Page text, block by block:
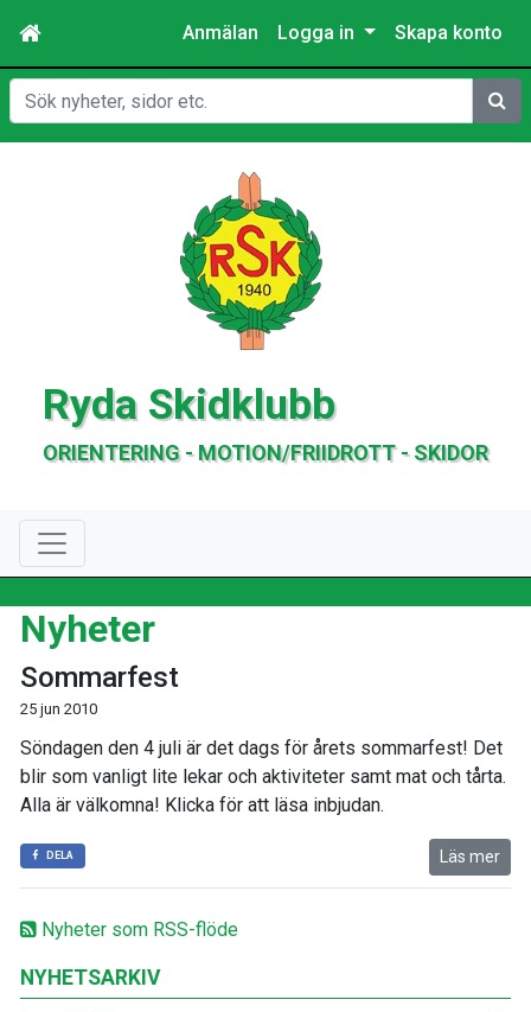
Anmälan Logga in Skapa konto
Sök
Ryda Skidklubb
ORIENTERING - MOTION/FRIIDROTT - SKIDOR
Nyheter som RSS-flöde
NYHETSARKIV
Nyheter
Sommarfest
25 jun 2010
Söndagen den 4 juli är det dags för årets sommarfest! Det
blir som vanligt lite lekar och aktiviteter samt mat och tårta.
Alla är välkomna! Klicka för att läsa inbjudan.
DELA Läs mer